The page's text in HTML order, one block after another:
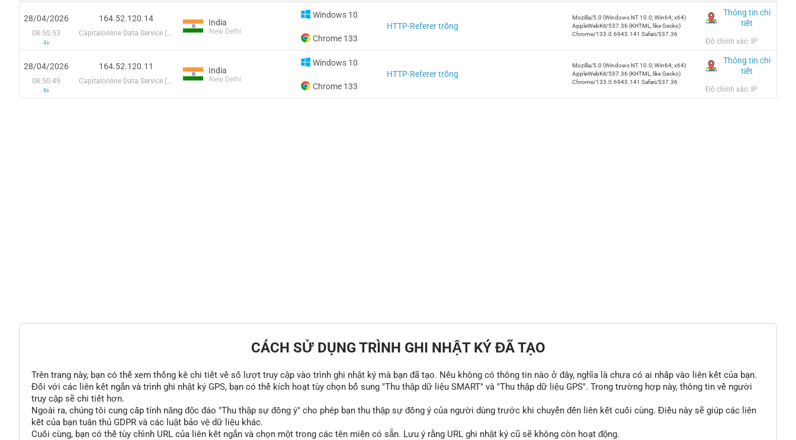
28/04/2026
08:50:53
4s
164.52.120.14
Capitalonline Data Service (HK) Co
India
New Delhi
Windows 10
Chrome 133
HTTP-Referer trống
Mozilla/5.0 (Windows NT 10.0; Win64; x64)
AppleWebKit/537.36 (KHTML, like Gecko)
Chrome/133.0.6943.141 Safari/537.36
Thông tin chi
tiết
Độ chính xác: IP
28/04/2026
08:50:49
0s
164.52.120.11
Capitalonline Data Service (HK) Co
India
New Delhi
Windows 10
Chrome 133
HTTP-Referer trống
Mozilla/5.0 (Windows NT 10.0; Win64; x64)
AppleWebKit/537.36 (KHTML, like Gecko)
Chrome/133.0.6943.141 Safari/537.36
Thông tin chi
tiết
Độ chính xác: IP
CÁCH SỬ DỤNG TRÌNH GHI NHẬT KÝ ĐÃ TẠO
Trên trang này, bạn có thể xem thống kê chi tiết về số lượt truy cập vào trình ghi nhật ký mà bạn đã tạo. Nếu không có thông tin nào ở đây, nghĩa là chưa có ai nhấp vào liên kết của bạn.
Đối với các liên kết ngắn và trình ghi nhật ký GPS, bạn có thể kích hoạt tùy chọn bổ sung "Thu thập dữ liệu SMART" và "Thu thập dữ liệu GPS". Trong trường hợp này, thông tin về người
truy cập sẽ chi tiết hơn.
Ngoài ra, chúng tôi cung cấp tính năng độc đáo "Thu thập sự đồng ý" cho phép bạn thu thập sự đồng ý của người dùng trước khi chuyển đến liên kết cuối cùng. Điều này sẽ giúp các liên
kết của bạn tuân thủ GDPR và các luật bảo vệ dữ liệu khác.
Cuối cùng, bạn có thể tùy chỉnh URL của liên kết ngắn và chọn một trong các tên miền có sẵn. Lưu ý rằng URL ghi nhật ký cũ sẽ không còn hoạt động.